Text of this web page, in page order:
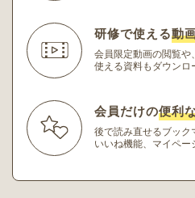
研修で使える動
会員限定動画の閲覧や
使える資料もダウンロ
会員だけの便利
後で読み直せるブック
いいね機能、マイペー